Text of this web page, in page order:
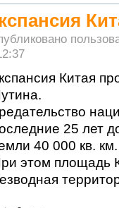
Китая
25 лет
40 000 кв. км.
этом площадь